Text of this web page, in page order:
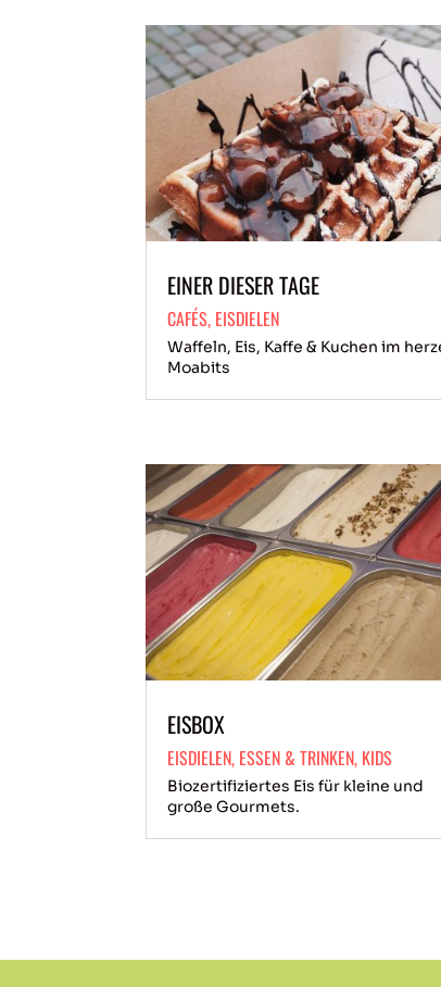
EINER DIESER TAGE
CAFÉS, EISDIELEN
Waffeln, Eis, Kaffe & Kuchen im
Moabits
EISBOX
EISDIELEN, ESSEN & TRINKEN, KIDS
Biozertifiziertes Eis für kleine und
große Gourmets.